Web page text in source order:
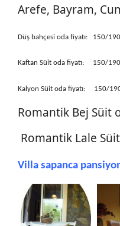
Arefe, Bayram,
Düş bahçesi oda fiyatı: 150/
Kaftan Süit oda fiyatı: 150/
Kalyon Süit oda fiyatı: 150/
Romantik Bej Süit
Romantik Lale
Villa sapanca